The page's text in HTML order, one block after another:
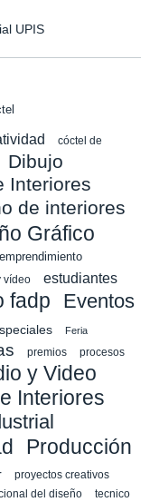
UPIS
cóctel de
Dibujo
Interiores
de interiores
Gráfico
emprendimiento
vídeo
estudiantes
fadp
Eventos
Feria
premios procesos
y Video
Interiores
Producción
proyectos creativos
del diseño
tecnico